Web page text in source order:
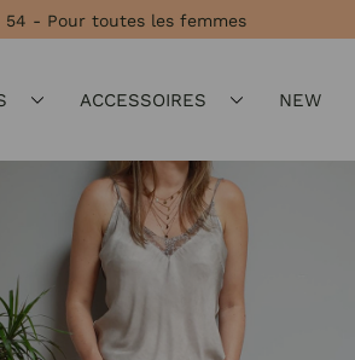
54 - Pour toutes les femmes
ACCESSOIRES NEW